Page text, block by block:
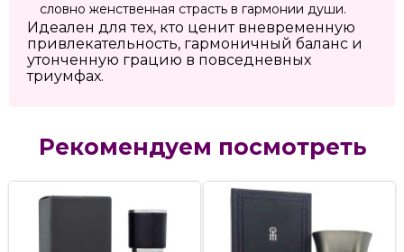
словно женственная страсть в гармонии души.
Идеален для тех, кто ценит вневременную
привлекательность, гармоничный баланс и
утонченную грацию в повседневных
триумфах.
Рекомендуем посмотреть